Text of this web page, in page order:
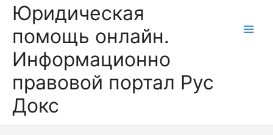
Юридическая
помощь онлайн.
Информационно
правовой портал Рус
Докс